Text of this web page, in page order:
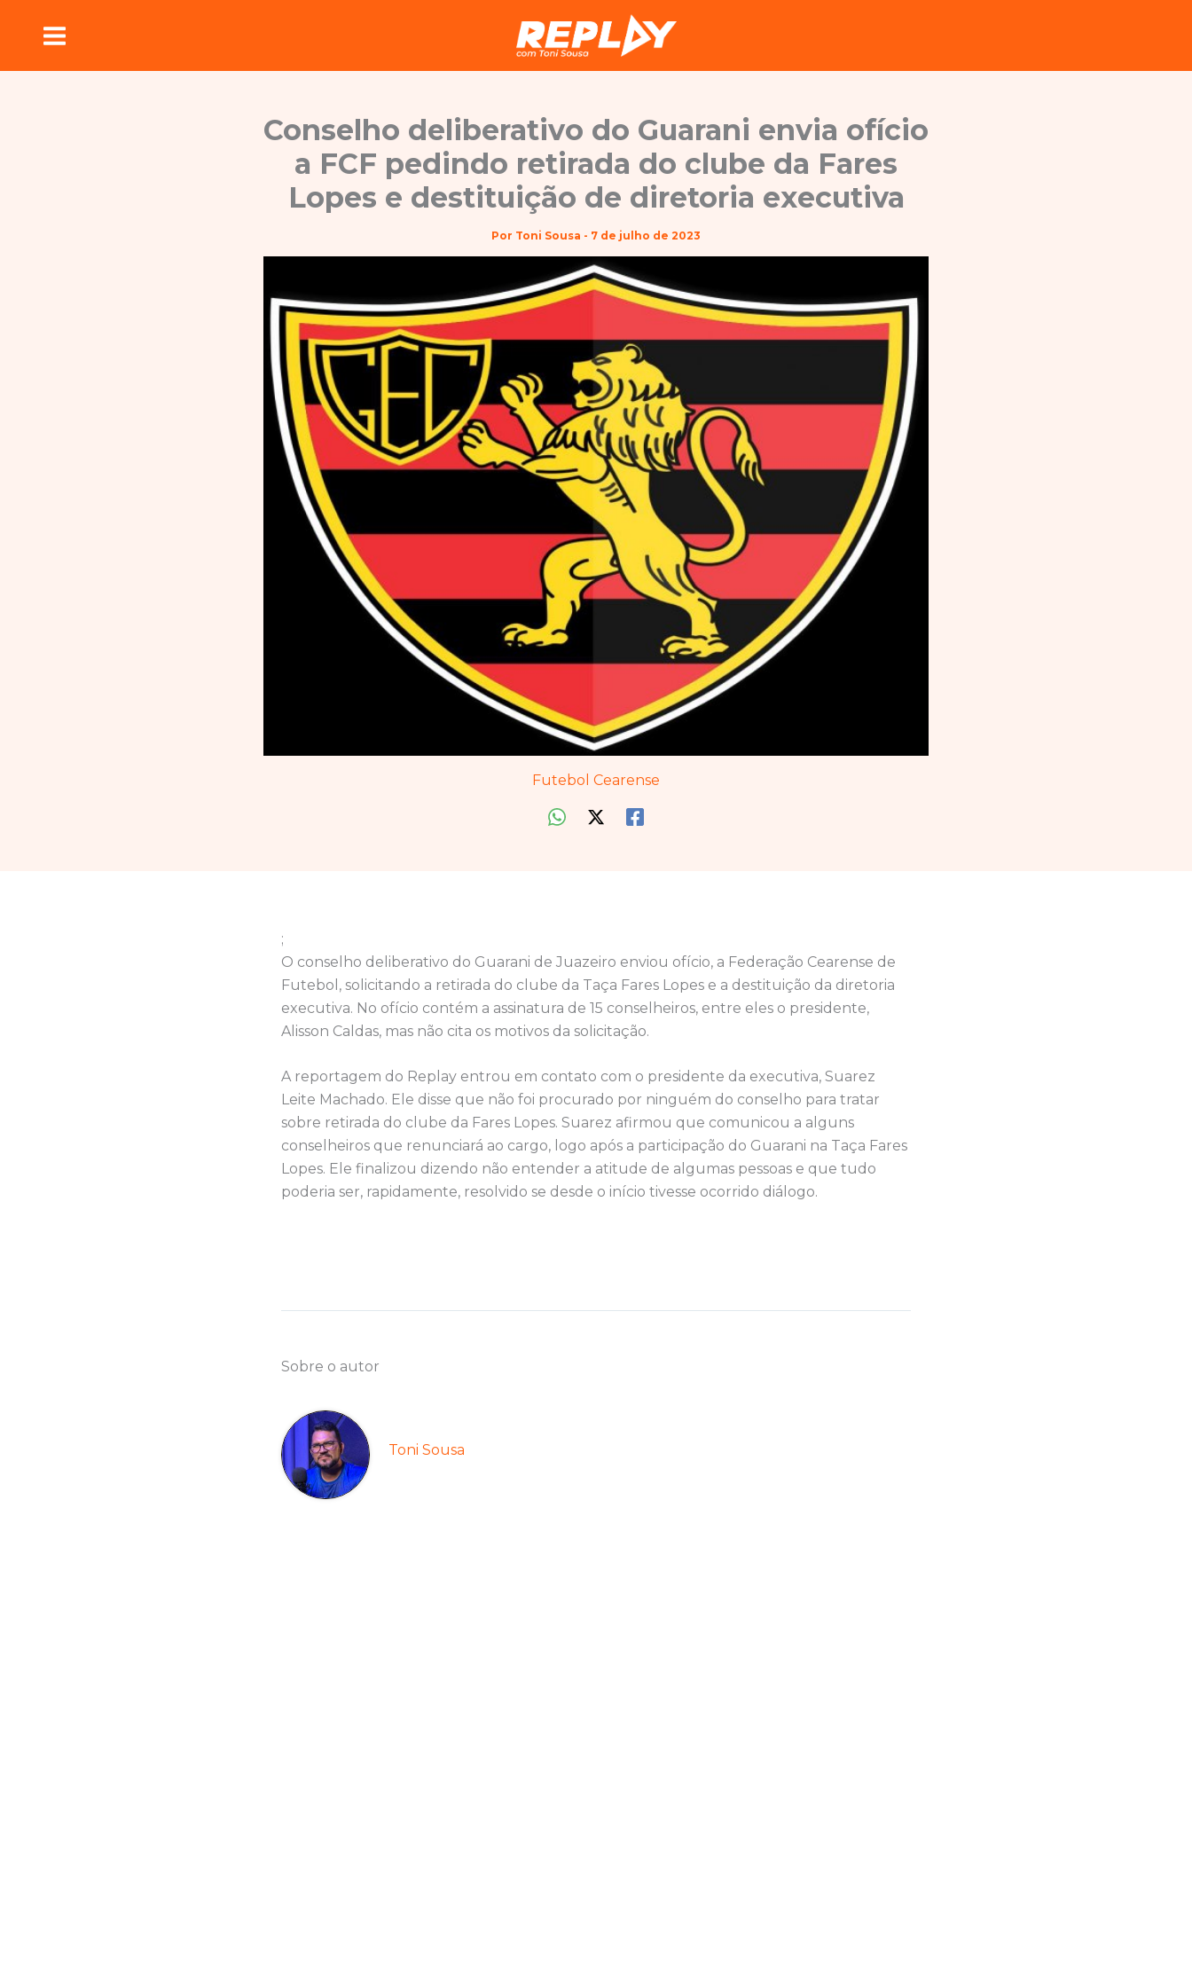
Conselho deliberativo do Guarani envia ofício
a FCF pedindo retirada do clube da Fares
Lopes e destituição de diretoria executiva
Por Toni Sousa - 7 de julho de 2023
Futebol Cearense
;
O conselho deliberativo do Guarani de Juazeiro enviou ofício, a Federação Cearense de
Futebol, solicitando a retirada do clube da Taça Fares Lopes e a destituição da diretoria
executiva. No ofício contém a assinatura de 15 conselheiros, entre eles o presidente,
Alisson Caldas, mas não cita os motivos da solicitação.
A reportagem do Replay entrou em contato com o presidente da executiva, Suarez
Leite Machado. Ele disse que não foi procurado por ninguém do conselho para tratar
sobre retirada do clube da Fares Lopes. Suarez afirmou que comunicou a alguns
conselheiros que renunciará ao cargo, logo após a participação do Guarani na Taça Fares
Lopes. Ele finalizou dizendo não entender a atitude de algumas pessoas e que tudo
poderia ser, rapidamente, resolvido se desde o início tivesse ocorrido diálogo.
Sobre o autor
Toni Sousa